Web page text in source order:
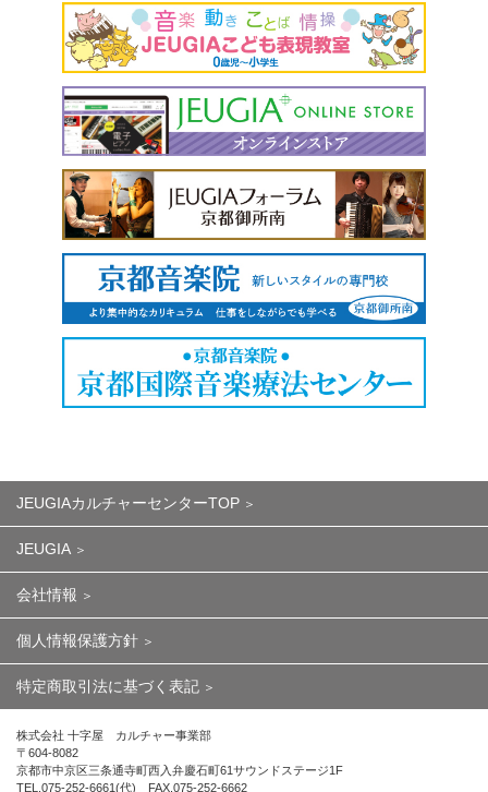
JEUGIAカルチャーセンターTOP
JEUGIA
会社情報
個人情報保護方針
特定商取引法に基づく表記
株式会社 十字屋 カルチャー事業部
〒604-8082
京都市中京区三条通寺町西入弁慶石町61サウンドステージ1F
TEL.075-252-6661(代) FAX.075-252-6662